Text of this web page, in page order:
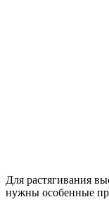
Для растягивания
нужны особенные